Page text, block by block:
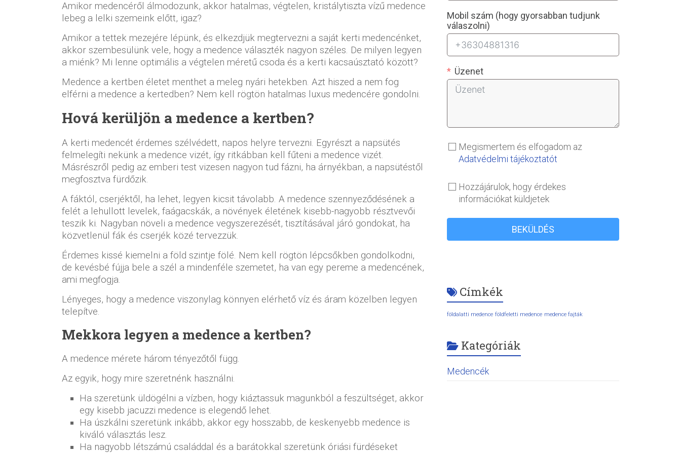
Amikor medencéről álmodozunk, akkor hatalmas, végtelen, kristálytiszta vízű medence
lebeg a lelki szemeink előtt, igaz?
Amikor a tettek mezejére lépünk, és elkezdjük megtervezni a saját kerti medencénket,
akkor szembesülünk vele, hogy a medence választék nagyon széles. De milyen legyen
a miénk? Mi lenne optimális a végtelen méretű csoda és a kerti kacsaúsztató között?
Medence a kertben életet menthet a meleg nyári hetekben. Azt hiszed a nem fog
elférni a medence a kertedben? Nem kell rögtön hatalmas luxus medencére gondolni.
Hová kerüljön a medence a kertben?
A kerti medencét érdemes szélvédett, napos helyre tervezni. Egyrészt a napsütés
felmelegíti nekünk a medence vizét, így ritkábban kell fűteni a medence vizét.
Másrészről pedig az emberi test vizesen nagyon tud fázni, ha árnyékban, a napsütéstől
megfosztva fürdőzik.
A fáktól, cserjéktől, ha lehet, legyen kicsit távolabb. A medence szennyeződésének a
felét a lehullott levelek, faágacskák, a növények életének kisebb-nagyobb résztvevői
teszik ki. Nagyban növeli a medence vegyszerezését, tisztításával járó gondokat, ha
közvetlenül fák és cserjék közé tervezzük.
Érdemes kissé kiemelni a föld szintje fölé. Nem kell rögtön lépcsőkben gondolkodni,
de kevésbé fújja bele a szél a mindenféle szemetet, ha van egy pereme a medencének,
ami megfogja.
Lényeges, hogy a medence viszonylag könnyen elérhető víz és áram közelben legyen
telepítve.
Mekkora legyen a medence a kertben?
A medence mérete három tényezőtől függ.
Az egyik, hogy mire szeretnénk használni.
Ha szeretünk üldögélni a vízben, hogy kiáztassuk magunkból a feszültséget, akkor
egy kisebb jacuzzi medence is elegendő lehet.
Ha úszkálni szeretünk inkább, akkor egy hosszabb, de keskenyebb medence is
kiváló választás lesz.
Ha nagyobb létszámú családdal és a barátokkal szeretünk óriási fürdéseket
Mobil szám (hogy gyorsabban tudjunk
válaszolni)
Üzenet
Megismertem és elfogadom az
Adatvédelmi tájékoztatót
Hozzájárulok, hogy érdekes
információkat küldjetek
BEKÜLDÉS
Címkék
földalatti medence földfeletti medence medence fajták
Kategóriák
Medencék